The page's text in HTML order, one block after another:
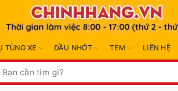
TÙNG XE DẦU NHỚT TEM LIÊN HỆ